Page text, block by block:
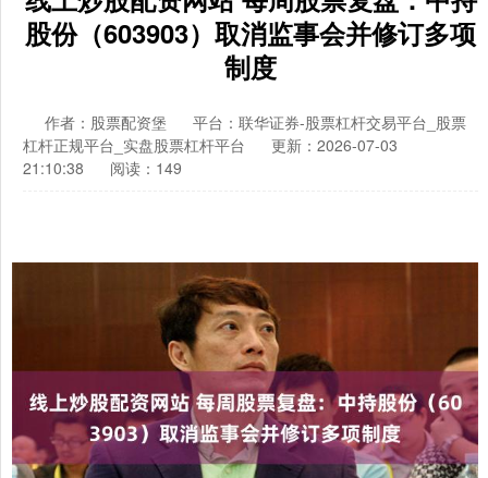
股份（603903）取消监事会并修订多项
制度
作者：股票配资堡
平台：联华证券-股票杠杆交易平台_股票
杠杆正规平台_实盘股票杠杆平台
更新：2026-07-03
21:10:38
阅读：149